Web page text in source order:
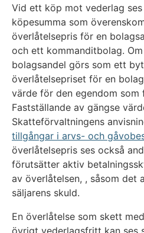
Vid ett köp mot vederlag
köpesumma som
överlåtelsepris för en
och ett kommanditbolag.
bolagsandel görs som ett
överlåtelsepriset för en
värde för den egendom
Fastställande av gängse
Skatteförvaltningens
tillgångar i arvs- och
överlåtelsepris ses också
förutsätter aktiv
av överlåtelsen, , såsom det
säljarens skuld.
En överlåtelse som skett